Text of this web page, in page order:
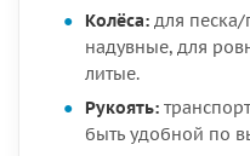
Колёса: для песка/
надувные, для
литые.
Рукоять:
быть удобной по